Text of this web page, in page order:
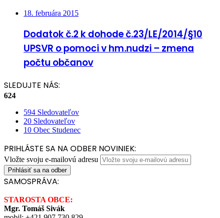
18. februára 2015
Dodatok č.2 k dohode č.23/LE/2014/§10
UPSVR o pomoci v hm.nudzi – zmena
počtu občanov
SLEDUJTE NÁS:
624
594 Sledovateľov
20 Sledovateľov
10 Obec Studenec
PRIHLÁSTE SA NA ODBER NOVINIEK:
Vložte svoju e-mailovú adresu
SAMOSPRÁVA:
STAROSTA OBCE:
Mgr. Tomáš Sivák